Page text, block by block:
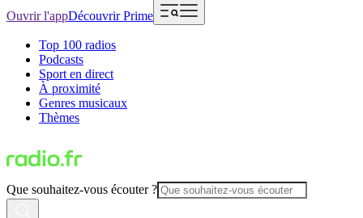
Ouvrir l'appDécouvrir Prime
Top 100 radios
Podcasts
Sport en direct
À proximité
Genres musicaux
Thèmes
Que souhaitez-vous écouter ?